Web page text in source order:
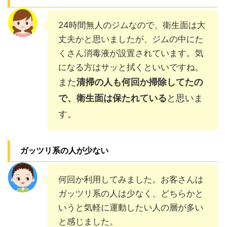
24時間無人のジムなので、衛生面は大
丈夫かと思いましたが、ジムの中にた
くさん消毒液が設置されています。気
になる方はサッと拭くといいですね。
また清掃の人も何回か掃除してたの
で、衛生面は保たれていると思いま
す。
ガッツリ系の人が少ない
何回か利用してみました。お客さんは
ガッツリ系の人は少なく、どちらかと
いうと気軽に運動したい人の層が多い
と感じました。